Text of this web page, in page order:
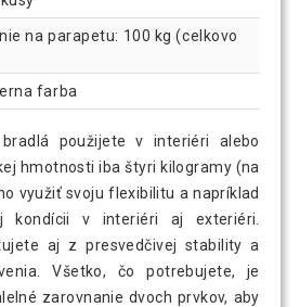
na parapetu: 100 kg (celkovo
farba
použijete v interiéri alebo
hmotnosti iba štyri kilogramy (na
využiť svoju flexibilitu a napríklad
kondícii v interiéri aj exteriéri.
aj z presvedčivej stability a
Všetko, čo potrebujete, je
zarovnanie dvoch prvkov, aby